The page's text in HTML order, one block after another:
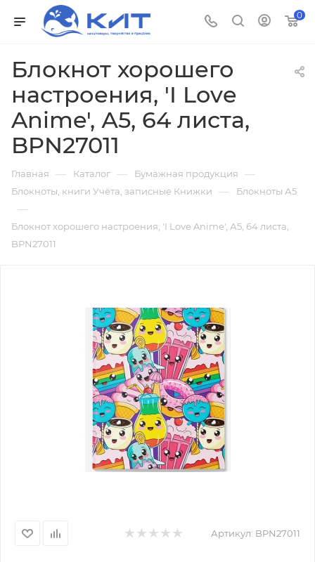
0
Блокнот хорошего
настроения, 'I Love
Anime', А5, 64 листа,
BPN27011
Главная — Каталог — Бумажная продукция —
Блокноты, книги Учёта, записные Книжки — Блокноты А5
—
Блокнот хорошего настроения, 'I Love Anime', А5, 64 листа,
BPN27011
Артикул: BPN27011